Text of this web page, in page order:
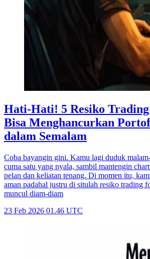
Hati-Hati! 5 Resiko
Bisa Menghancurkan
dalam Semalam
Coba bayangin gini. Kamu lagi duduk
cuma satu yang nyala, sambil mantengin
pelan dan keliatan tenang. Di momen itu,
aman padahal justru di situlah resiko trading
muncul diam-diam
23 Feb 2026 01.46 UTC